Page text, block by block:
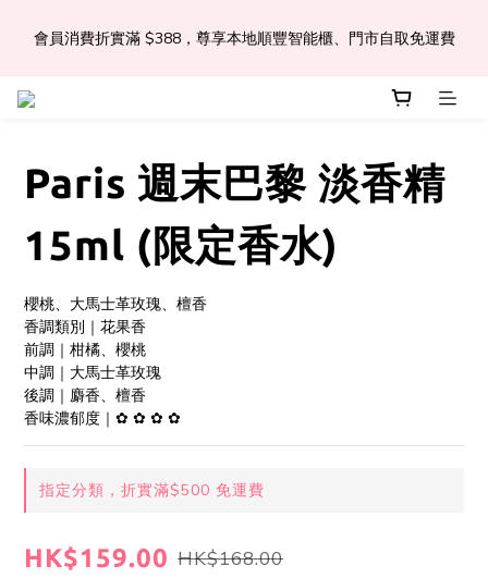
📣Léa & Co. 香氣產品🎉正式登陸PGWHK🎊
會員消費折實滿 $388，尊享本地順豐智能櫃、門市自取免運費
JOIN US Get $ 30 E-Coins🪙｜免費註冊成為會員! 即獲 $30 購買
📣Léa & Co. 香氣產品🎉正式登陸PGWHK🎊
Paris 週末巴黎 淡香精
15ml (限定香水)
櫻桃、大馬士革玫瑰、檀香
香調類別｜花果香
前調｜柑橘、櫻桃
中調｜大馬士革玫瑰
後調｜麝香、檀香
香味濃郁度｜✿ ✿ ✿ ✿
指定分類，折實滿$500 免運費
HK$159.00 HK$168.00